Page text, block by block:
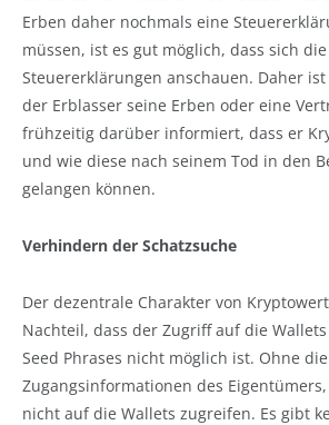
Erben daher nochmals eine
müssen, ist es gut möglich, dass sich
Steuererklärungen anschauen. Daher
der Erblasser seine Erben oder eine
frühzeitig darüber informiert, dass er
und wie diese nach seinem Tod in den
gelangen können.
Verhindern der Schatzsuche
Der dezentrale Charakter von
Nachteil, dass der Zugriff auf die
Seed Phrases nicht möglich ist. Ohne
Zugangsinformationen des
nicht auf die Wallets zugreifen. Es gibt